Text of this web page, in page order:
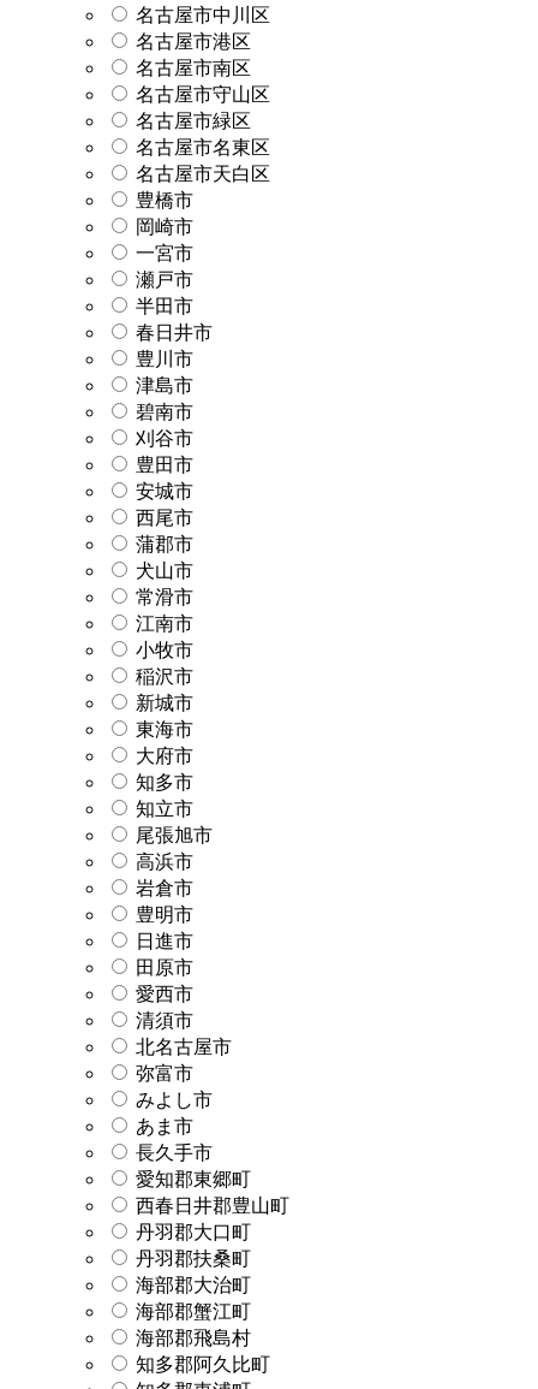
名古屋市中川区
名古屋市港区
名古屋市南区
名古屋市守山区
名古屋市緑区
名古屋市名東区
名古屋市天白区
豊橋市
岡崎市
一宮市
瀬戸市
半田市
春日井市
豊川市
津島市
碧南市
刈谷市
豊田市
安城市
西尾市
蒲郡市
犬山市
常滑市
江南市
小牧市
稲沢市
新城市
東海市
大府市
知多市
知立市
尾張旭市
高浜市
岩倉市
豊明市
日進市
田原市
愛西市
清須市
北名古屋市
弥富市
みよし市
あま市
長久手市
愛知郡東郷町
西春日井郡豊山町
丹羽郡大口町
丹羽郡扶桑町
海部郡大治町
海部郡蟹江町
海部郡飛島村
知多郡阿久比町